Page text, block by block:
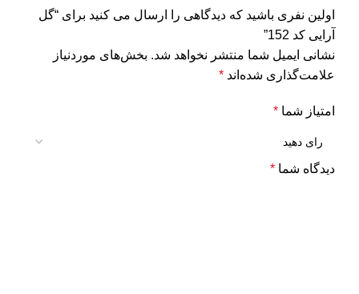
اولین نفری باشید که دیدگاهی را ارسال می کنید برای “گل
آرایی کد 152”
نشانی ایمیل شما منتشر نخواهد شد. بخش‌های موردنیاز
علامت‌گذاری شده‌اند *
امتیاز شما *
دیدگاه شما *